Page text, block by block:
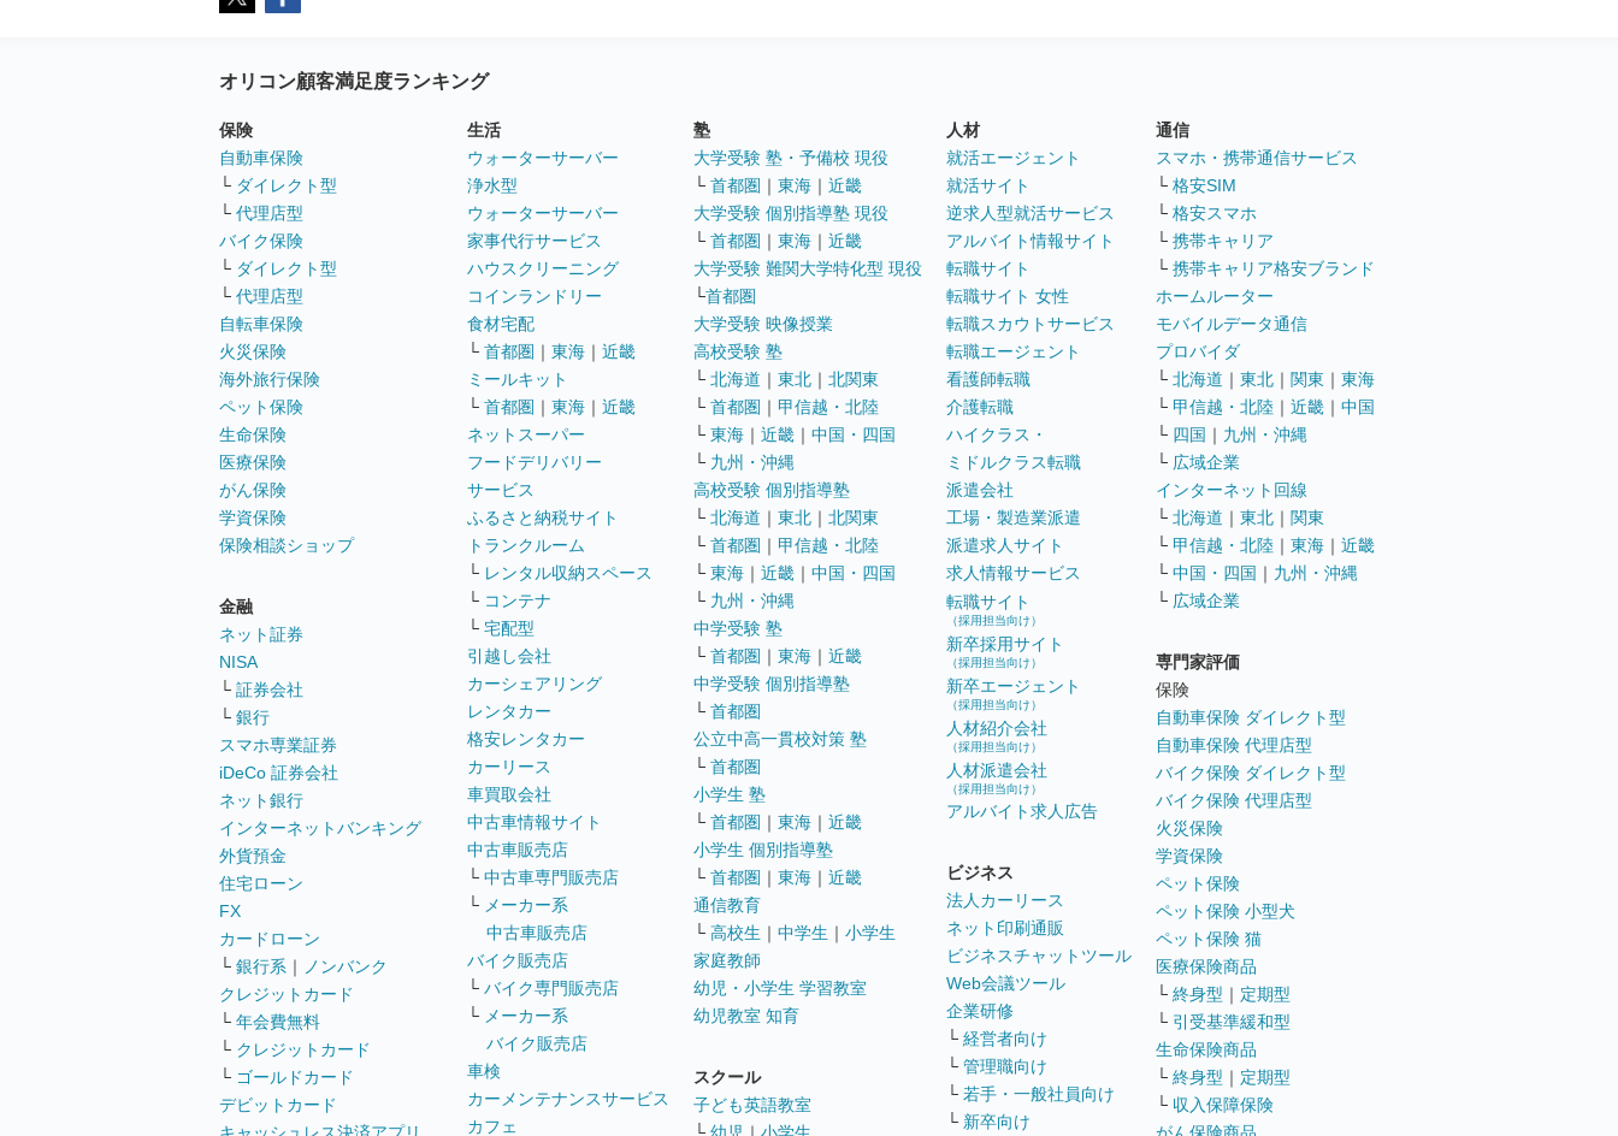
オリコン顧客満足度ランキング
保険
自動車保険
└ ダイレクト型
└ 代理店型
バイク保険
└ ダイレクト型
└ 代理店型
自転車保険
火災保険
海外旅行保険
ペット保険
生命保険
医療保険
がん保険
学資保険
保険相談ショップ
金融
ネット証券
NISA
└ 証券会社
└ 銀行
スマホ専業証券
iDeCo 証券会社
ネット銀行
インターネットバンキング
外貨預金
住宅ローン
FX
カードローン
└ 銀行系 ｜
ノンバンク
クレジットカード
└ 年会費無料
└ クレジットカード
└ ゴールドカード
デビットカード
生活
ウォーターサーバー
浄水型
ウォーターサーバー
家事代行サービス
ハウスクリーニング
コインランドリー
食材宅配
└ 首都圏 ｜ 東海 ｜ 近畿
ミールキット
└ 首都圏 ｜ 東海 ｜ 近畿
ネットスーパー
フードデリバリー
サービス
ふるさと納税サイト
トランクルーム
└ レンタル収納スペース
└ コンテナ
└ 宅配型
引越し会社
カーシェアリング
レンタカー
格安レンタカー
カーリース
車買取会社
中古車情報サイト
中古車販売店
└ 中古車専門販売店
└ メーカー系
中古車販売店
バイク販売店
└ バイク専門販売店
└ メーカー系
バイク販売店
車検
カーメンテナンスサービス
カフェ
塾
大学受験 塾・予備校 現役
└ 首都圏 ｜ 東海 ｜ 近畿
大学受験 個別指導塾 現役
└ 首都圏 ｜ 東海 ｜ 近畿
大学受験 難関大学特化型 現役
└首都圏
大学受験 映像授業
高校受験 塾
└ 北海道 ｜ 東北 ｜ 北関東
└ 首都圏 ｜ 甲信越・北陸
└ 東海 ｜ 近畿 ｜ 中国・四国
└ 九州・沖縄
高校受験 個別指導塾
└ 北海道 ｜ 東北 ｜ 北関東
└ 首都圏 ｜ 甲信越・北陸
└ 東海 ｜ 近畿 ｜ 中国・四国
└ 九州・沖縄
中学受験 塾
└ 首都圏 ｜ 東海 ｜ 近畿
中学受験 個別指導塾
└ 首都圏
公立中高一貫校対策 塾
└ 首都圏
小学生 塾
└ 首都圏 ｜ 東海 ｜ 近畿
小学生 個別指導塾
└ 首都圏 ｜ 東海 ｜ 近畿
通信教育
└ 高校生 ｜ 中学生 ｜ 小学生
家庭教師
幼児・小学生 学習教室
幼児教室 知育
スクール
子ども英語教室
人材
就活エージェント
就活サイト
逆求人型就活サービス
アルバイト情報サイト
転職サイト
転職サイト 女性
転職スカウトサービス
転職エージェント
看護師転職
介護転職
ハイクラス・
ミドルクラス転職
派遣会社
工場・製造業派遣
派遣求人サイト
求人情報サービス
転職サイト
（採用担当向け）
新卒採用サイト
（採用担当向け）
新卒エージェント
（採用担当向け）
人材紹介会社
（採用担当向け）
人材派遣会社
（採用担当向け）
アルバイト求人広告
ビジネス
法人カーリース
ネット印刷通販
ビジネスチャットツール
Web会議ツール
企業研修
└ 経営者向け
└ 管理職向け
└ 若手・一般社員向け
└ 新卒向け
通信
スマホ・携帯通信サービス
└ 格安SIM
└ 格安スマホ
└ 携帯キャリア
└ 携帯キャリア格安ブランド
ホームルーター
モバイルデータ通信
プロバイダ
└ 北海道 ｜ 東北 ｜ 関東 ｜ 東海
└ 甲信越・北陸 ｜ 近畿 ｜ 中国
└ 四国 ｜ 九州・沖縄
└ 広域企業
インターネット回線
└ 北海道 ｜ 東北 ｜ 関東
└ 甲信越・北陸 ｜ 東海 ｜ 近畿
└ 中国・四国 ｜ 九州・沖縄
└ 広域企業
専門家評価
保険
自動車保険 ダイレクト型
自動車保険 代理店型
バイク保険 ダイレクト型
バイク保険 代理店型
火災保険
学資保険
ペット保険
ペット保険 小型犬
ペット保険 猫
医療保険商品
└ 終身型 ｜ 定期型
└ 引受基準緩和型
生命保険商品
└ 終身型 ｜ 定期型
└ 収入保障保険